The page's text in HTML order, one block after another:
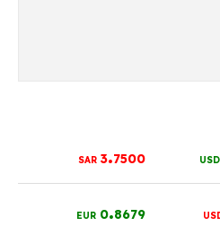
USD
3.7500
SAR
0.8679
EUR